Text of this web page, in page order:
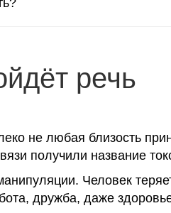
речь
не любая близость
получили название
Человек
дружба, даже